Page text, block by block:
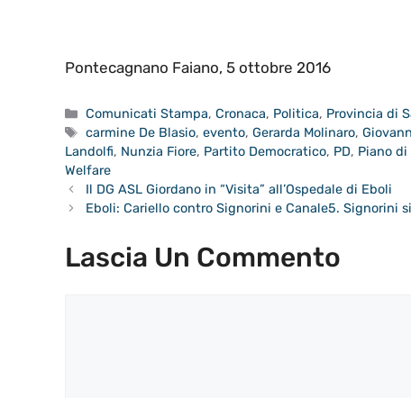
Pontecagnano Faiano, 5 ottobre 2016
Categorie
Comunicati Stampa,Cronaca, Politica, Provincia di
Tag
carmine De Blasio,evento,Gerarda Molinaro,
Landolfi, Nunzia Fiore, Partito Democratico, PD, Piano di
Welfare
Il DG ASL Giordano in “Visita” all’Ospedale di Eboli
Eboli: Cariello contro Signorini e Canale5. Signorini
Lascia Un Commento